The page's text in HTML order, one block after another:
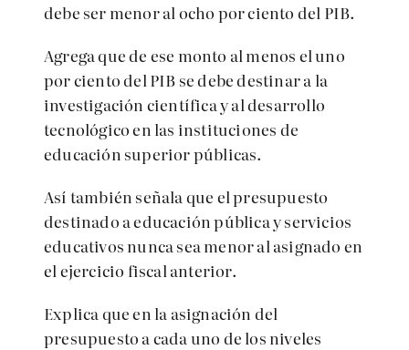
debe ser menor al ocho por ciento del PIB.
Agrega que de ese monto al menos el uno
por ciento del PIB se debe destinar a la
investigación científica y al desarrollo
tecnológico en las instituciones de
educación superior públicas.
Así también señala que el presupuesto
destinado a educación pública y servicios
educativos nunca sea menor al asignado en
el ejercicio fiscal anterior.
Explica que en la asignación del
presupuesto a cada uno de los niveles